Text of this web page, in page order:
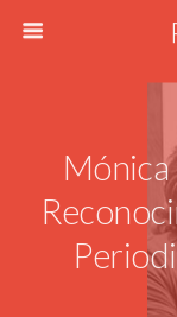
Mónica